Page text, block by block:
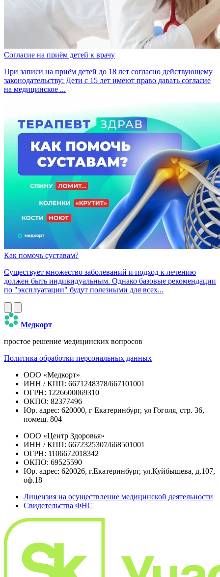
Согласие на приём детей к врачу
При записи на приём детей до 18 лет согласно действующему
законодательству: Дети с 15 лет имеют право давать согласие
на медицинское ...
Как помочь суставам?
Существует множество заболеваний и подход к лечению
должен быть индивидуальным. Однако базовые рекомендации
по "эксплуатации" будут полезными для всех...
Медкорт
простое решение медицинских вопросов
Политика обработки персональных данных
ООО «Медкорт»
ИНН / КПП: 6671248378/667101001
ОГРН: 1226600069310
ОКПО: 82377496
Юр. адрес: 620000, г Екатеринбург, ул Гоголя, стр. 36,
помещ. 804
ООО «Центр Здоровья»
ИНН / КПП: 6672325307/668501001
ОГРН: 1106672018342
ОКПО: 69525590
Юр. адрес: 620026, г.Екатеринбург, ул.Куйбышева, д.107,
оф.18
Лицензия на осуществление медицинской деятельности
Свидетельства ФНС